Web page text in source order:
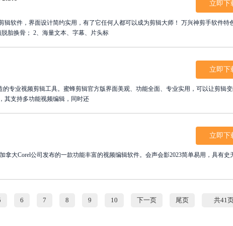
软件，界面设计简约实用，有了它任何人都可以成为剪辑大师！ 万兴神剪手软件特
胎换骨； 2、海量文本、字幕、片头标
立即下
专业视频剪辑工具。蜜蜂剪辑官方版界面美观、功能全面、专业实用，可以让剪辑
其支持多功能视频编辑，同时还
立即下
拿大Corel公司发布的一款功能丰富的视频编辑软件。会声会影2023简单易用，具有史
立即下
6 7 8 9 10 下一页 尾页 共41